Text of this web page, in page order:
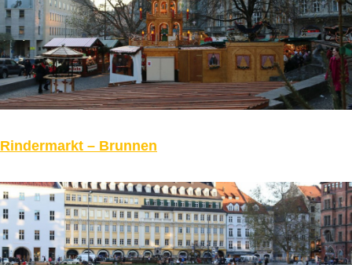
Rindermarkt – Brunnen